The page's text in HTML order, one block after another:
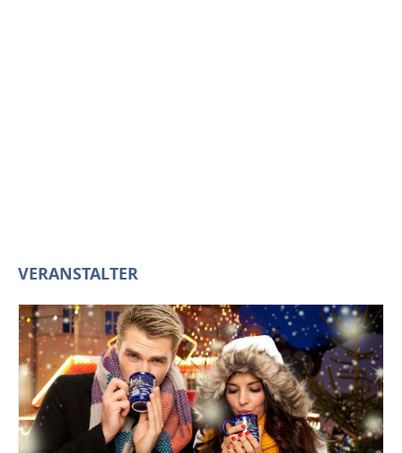
VERANSTALTER